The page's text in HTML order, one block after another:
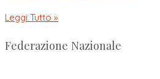
Leggi Tutto »
Federazione Nazionale